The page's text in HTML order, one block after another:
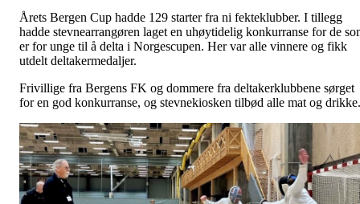
Årets Bergen Cup hadde 129 starter fra ni fekteklubber. I tillegg
hadde stevnearrangøren laget en uhøytidelig konkurranse for de
er for unge til å delta i Norgescupen. Her var alle vinnere og fikk
utdelt deltakermedaljer.
Frivillige fra Bergens FK og dommere fra deltakerklubbene sørget
for en god konkurranse, og stevnekiosken tilbød alle mat og drikke.